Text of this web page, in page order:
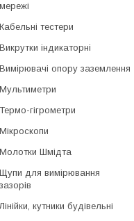
мережі
Кабельні тестери
Викрутки індикаторні
Вимірювачі опору заземлення
Мультиметри
Термо-гігрометри
Мікроскопи
Молотки Шмідта
Щупи для вимірювання
зазорів
Лінійки, кутники будівельні